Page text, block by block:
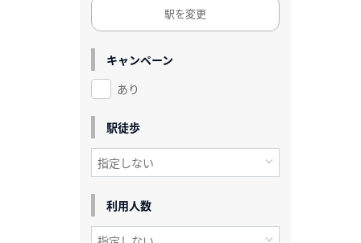
駅を変更
キャンペーン
あり
駅徒歩
利用人数